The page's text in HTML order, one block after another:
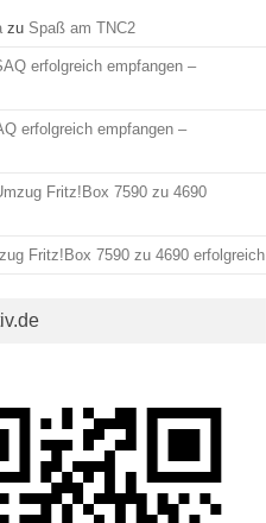
zu Spaß am TNC2
erfolgreich empfangen –
erfolgreich empfangen –
Fritz!Box 7590 zu 4690
Fritz!Box 7590 zu 4690 erfolgreich